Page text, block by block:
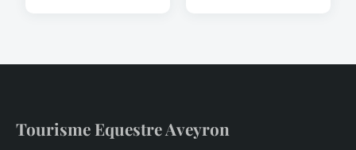
Tourisme Equestre Aveyron